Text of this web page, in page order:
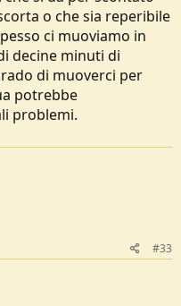
o che sia reperibile
ci muoviamo in
decine minuti di
di muoverci per
potrebbe
problemi.
#33